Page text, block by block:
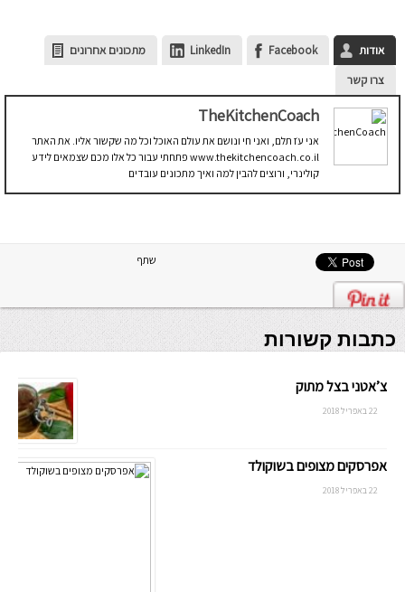
אודות Facebook
LinkedIn
מתכונים אחרונים
צרו קשר
TheKitchenCoach
אני עֹז תלם, ואני חי ונושם את עולם האוכל וכל מה שקשור אליו. את האתר
www.thekitchencoach.co.il פתחתי עבור כל אלו מכם שצמאים לידע
קולינרי, ורוצים להבין למה ואיך מתכונים עובדים
שתף
כתבות קשורות
צ’אטני בצל מתוק
22 באפריל 2018
אפרסקים מצופים בשוקולד
22 באפריל 2018